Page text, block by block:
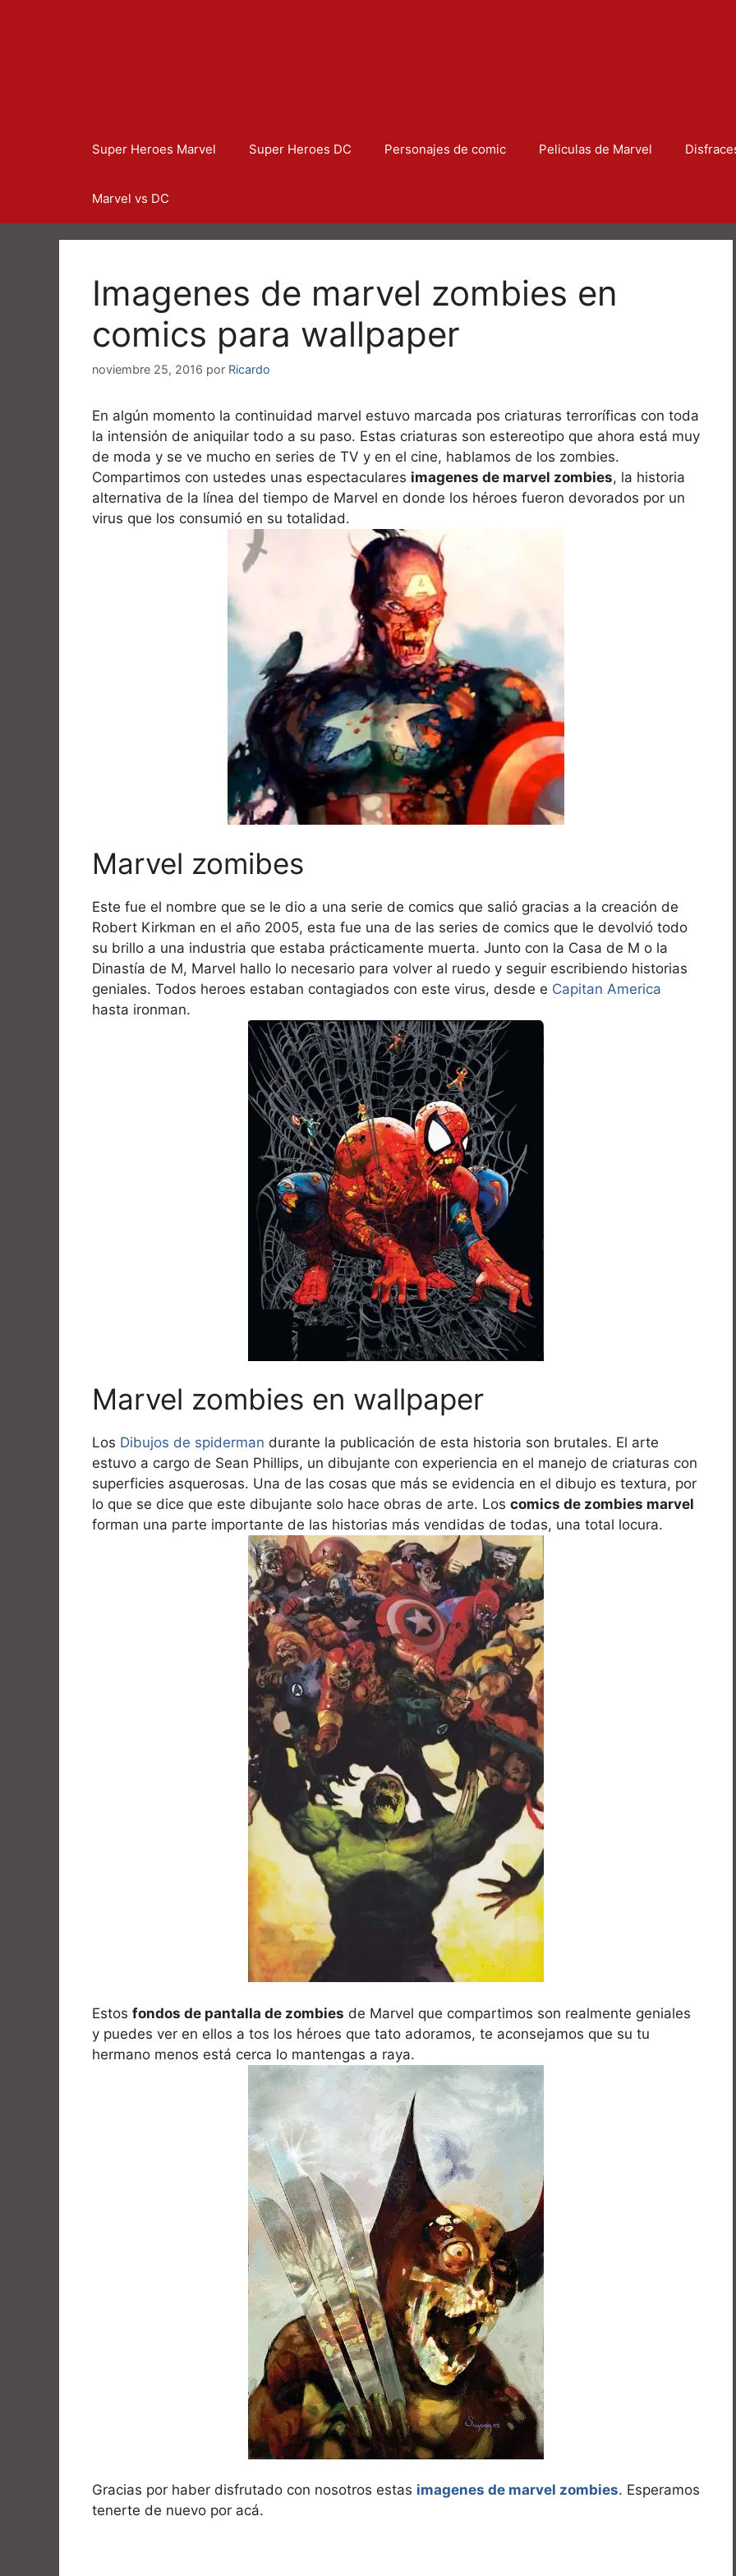
Super Heroes Marvel Super Heroes DC Personajes de comic Peliculas de Marvel
Marvel vs DC
Imagenes de marvel zombies en
comics para wallpaper
noviembre 25, 2016 por Ricardo
En algún momento la continuidad marvel estuvo marcada pos criaturas terroríficas con toda
la intensión de aniquilar todo a su paso. Estas criaturas son estereotipo que ahora está muy
de moda y se ve mucho en series de TV y en el cine, hablamos de los zombies.
Compartimos con ustedes unas espectaculares imagenes de marvel zombies, la historia
alternativa de la línea del tiempo de Marvel en donde los héroes fueron devorados por un
virus que los consumió en su totalidad.
Marvel zomibes
Este fue el nombre que se le dio a una serie de comics que salió gracias a la creación de
Robert Kirkman en el año 2005, esta fue una de las series de comics que le devolvió todo
su brillo a una industria que estaba prácticamente muerta. Junto con la Casa de M o la
Dinastía de M, Marvel hallo lo necesario para volver al ruedo y seguir escribiendo historias
geniales. Todos heroes estaban contagiados con este virus, desde e Capitan America
hasta ironman.
Marvel zombies en wallpaper
Los Dibujos de spiderman durante la publicación de esta historia son brutales. El arte
estuvo a cargo de Sean Phillips, un dibujante con experiencia en el manejo de criaturas con
superficies asquerosas. Una de las cosas que más se evidencia en el dibujo es textura, por
lo que se dice que este dibujante solo hace obras de arte. Los comics de zombies marvel
forman una parte importante de las historias más vendidas de todas, una total locura.
Estos fondos de pantalla de zombies de Marvel que compartimos son realmente geniales
y puedes ver en ellos a tos los héroes que tato adoramos, te aconsejamos que su tu
hermano menos está cerca lo mantengas a raya.
Gracias por haber disfrutado con nosotros estas imagenes de marvel zombies. Esperamos
tenerte de nuevo por acá.